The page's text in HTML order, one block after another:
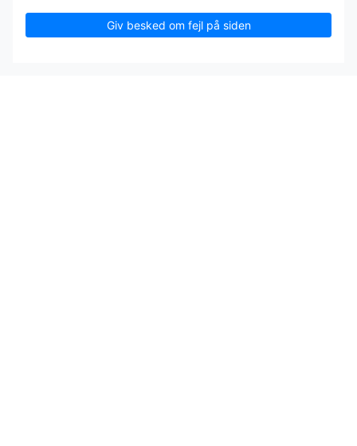
Giv besked om fejl på siden